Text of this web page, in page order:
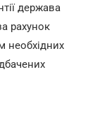
держава
рахунок
необхідних